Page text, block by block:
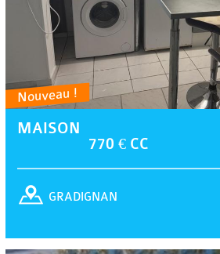
Nouveau !
MAISON
770 € CC
GRADIGNAN